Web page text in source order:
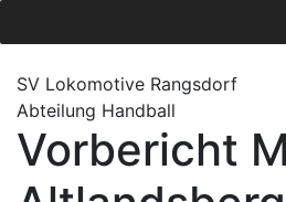
SV Lokomotive Rangsdorf
Abteilung Handball
Vorbericht